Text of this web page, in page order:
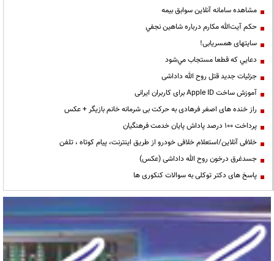
مشاهده سامانه آنلاين سوابق بیمه
حكم آيت‌الله مكارم درباره شاهين نجفي
سایتهای همسریابی!
دعايي كه قطعا مستجاب مي‌شود
جزئیات جدید قتل روح الله داداشی
آموزش ساخت Apple ID برای کاربران ایرانی
راز خنده های اصغر فرهادی به حرکت بی شرمانه خانم بازیگر + عکس
پرداخت ۱۰۰ درصد پاداش پایان خدمت فرهنگیان
خلافی آنلاین/استعلام خلافی خودرو از طریق اینترنت، پیام کوتاه ، تلفن
جسدغرق درخون روح الله داداشی (عکس)
پاسخ های دکتر توکلی به سوالات کنکوری ها